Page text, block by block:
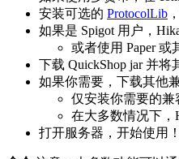
安装可选的 ProtocolLib
如果是 Spigot 用户，
或者使用 Paper 或
下载 QuickShop jar 并将
如果你需要，下载其他
仅安装你需要的兼
在大多数情况下，
打开服务器，开始使用！